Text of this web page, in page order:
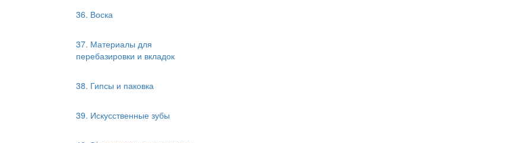
36. Воска
37. Материалы для
перебазировки и вкладок
38. Гипсы и паковка
39. Искусственные зубы